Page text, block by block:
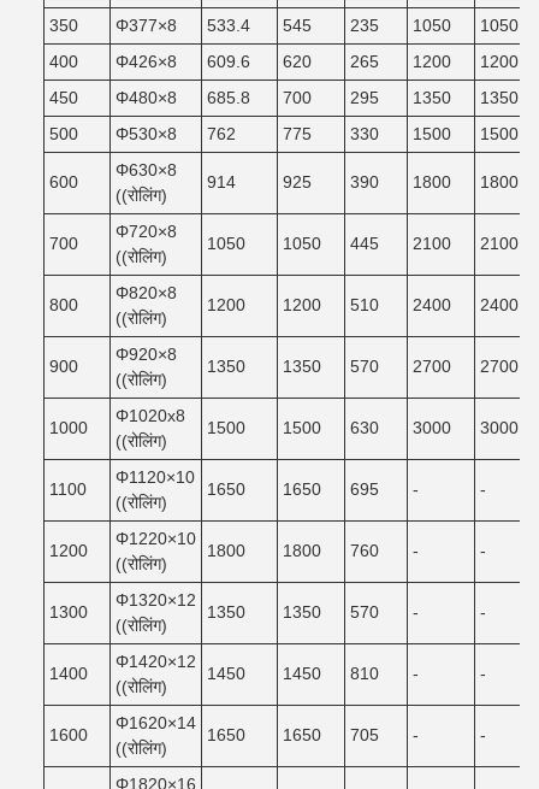
350
Φ377×8 533.4 545 235 1050
1050
400
Φ426×8 609.6 620 265 1200
1200
450
Φ480×8 685.8 700 295 1350
1350
500
Φ530×8 762 775 330 1500 1500
600
Φ630×8
((रोलिंग)
914 925 390 1800 1800
700
Φ720×8
((रोलिंग)
1050 1050 445 2100 2100
800
Φ820×8
((रोलिंग)
1200 1200 510 2400 2400
900
Φ920×8
((रोलिंग)
1350 1350 570 2700 2700
1000
Φ1020x8
((रोलिंग)
1500 1500 630 3000 3000
1100
Φ1120×10
((रोलिंग)
1650 1650 695 - -
1200
Φ1220×10
((रोलिंग)
1800 1800 760 - -
1300
Φ1320×12
((रोलिंग)
1350 1350 570 - -
1400
Φ1420×12
((रोलिंग)
1450 1450 810 - -
1600
Φ1620×14
((रोलिंग)
1650 1650 705 - -
Φ1820×16